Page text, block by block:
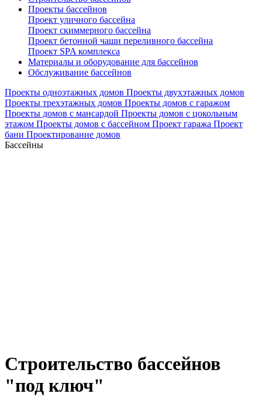
Проекты бассейнов
Проект уличного бассейна
Проект скиммерного бассейна
Проект бетонной чаши переливного бассейна
Проект SPA комплекса
Материалы и оборудование для бассейнов
Обслуживание бассейнов
Проекты одноэтажных домов Проекты двухэтажных домов
Проекты трехэтажных домов Проекты домов с гаражом
Проекты домов с мансардой Проекты домов с цокольным
этажом Проекты домов с бассейном Проект гаража Проект
бани Проектирование домов
Бассейны
Строительство бассейнов
"под ключ"